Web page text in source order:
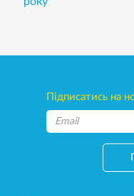
Підписатись на